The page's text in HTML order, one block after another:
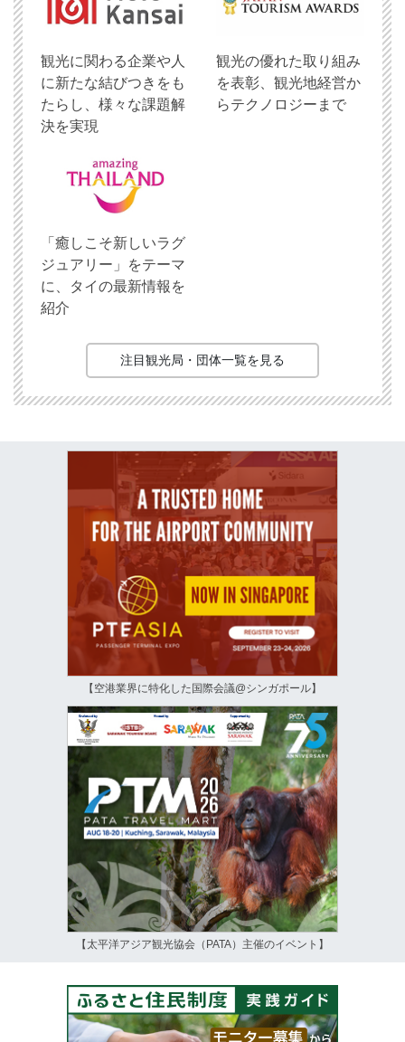
観光に関わる企業や人
に新たな結びつきをも
たらし、様々な課題解
決を実現
観光の優れた取り組み
を表彰、観光地経営か
らテクノロジーまで
「癒しこそ新しいラグ
ジュアリー」をテーマ
に、タイの最新情報を
紹介
注目観光局・団体一覧を見る
【空港業界に特化した国際会議@シンガポール】
【太平洋アジア観光協会（PATA）主催のイベント】